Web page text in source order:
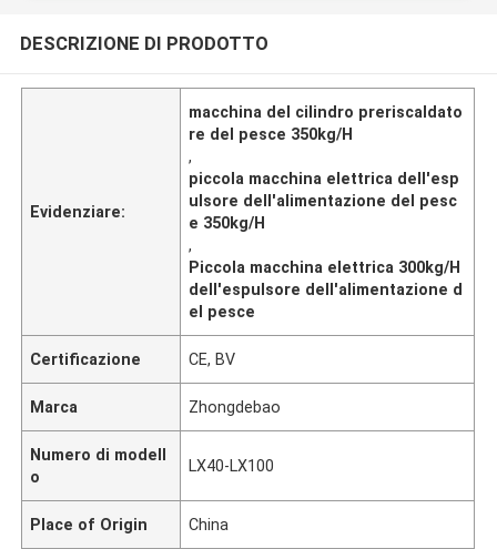
DESCRIZIONE DI PRODOTTO
Evidenziare:
macchina del cilindro preriscaldato
re del pesce 350kg/H
,
piccola macchina elettrica dell'esp
ulsore dell'alimentazione del pesc
e 350kg/H
,
Piccola macchina elettrica 300kg/H
dell'espulsore dell'alimentazione d
el pesce
Certificazione CE, BV
Marca Zhongdebao
Numero di modell
o
LX40-LX100
Place of Origin China